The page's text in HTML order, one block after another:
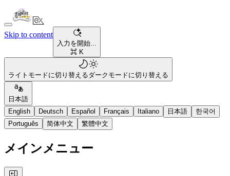
Skip to content
入力を開始...
⌘ K
ライトモードに切り替えるダークモードに切り替える
日本語
English
Deutsch Español Français Italiano 日本語
한국어
Português
简体中文 繁體中文
メインメニュー